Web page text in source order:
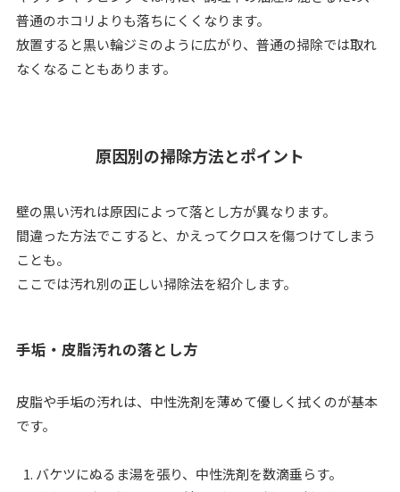
普通のホコリよりも落ちにくくなります。
放置すると黒い輪ジミのように広がり、普通の掃除では取れ
なくなることもあります。
原因別の掃除方法とポイント
壁の黒い汚れは原因によって落とし方が異なります。
間違った方法でこすると、かえってクロスを傷つけてしまう
ことも。
ここでは汚れ別の正しい掃除法を紹介します。
手垢・皮脂汚れの落とし方
皮脂や手垢の汚れは、中性洗剤を薄めて優しく拭くのが基本
です。
バケツにぬるま湯を張り、中性洗剤を数滴垂らす。